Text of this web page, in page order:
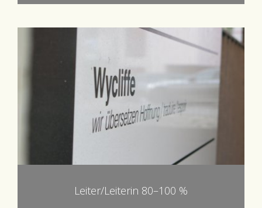
Leiter/Leiterin 80–100 %